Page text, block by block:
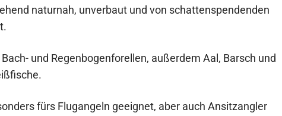
naturnah, unverbaut und von schattenspendenden
und Regenbogenforellen, außerdem Aal, Barsch und
fürs Flugangeln geeignet, aber auch Ansitzangler